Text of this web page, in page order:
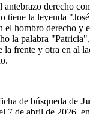
antebrazo derecho
tiene la leyenda
el hombro derecho y
la palabra
la frente y otra en al
de búsqueda de
7 de abril de 2026, en